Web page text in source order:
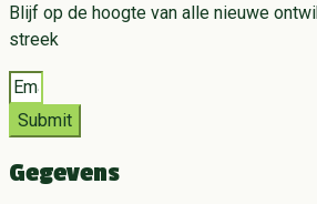
Blijf op de hoogte van alle nieuwe
streek
Submit
Gegevens